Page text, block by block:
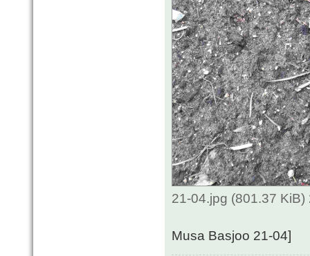
21-04.jpg (801.37
Musa Basjoo 21-04]